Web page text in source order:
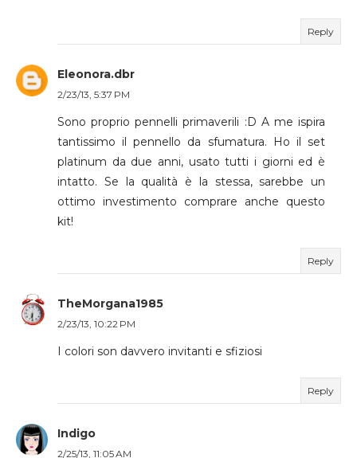
Reply
Eleonora.dbr
2/23/13, 5:37 PM
Sono proprio pennelli primaverili :D A me ispira
tantissimo il pennello da sfumatura. Ho il set
platinum da due anni, usato tutti i giorni ed è
intatto. Se la qualità è la stessa, sarebbe un
ottimo investimento comprare anche questo
kit!
Reply
TheMorgana1985
2/23/13, 10:22 PM
I colori son davvero invitanti e sfiziosi
Reply
Indigo
2/25/13, 11:05 AM